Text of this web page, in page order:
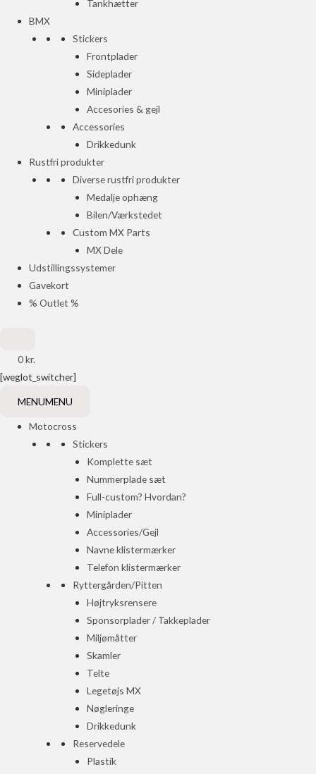
Tankhætter
BMX
Stickers
Frontplader
Sideplader
Miniplader
Accesories & gejl
Accessories
Drikkedunk
Rustfri produkter
Diverse rustfri produkter
Medalje ophæng
Bilen/Værkstedet
Custom MX Parts
MX Dele
Udstillingssystemer
Gavekort
% Outlet %
0kr.
[weglot_switcher]
MENUMENU
Motocross
Stickers
Komplette sæt
Nummerplade sæt
Full-custom? Hvordan?
Miniplader
Accessories/Gejl
Navne klistermærker
Telefon klistermærker
Ryttergården/Pitten
Højtryksrensere
Sponsorplader / Takkeplader
Miljømåtter
Skamler
Telte
Legetøjs MX
Nøgleringe
Drikkedunk
Reservedele
Plastik